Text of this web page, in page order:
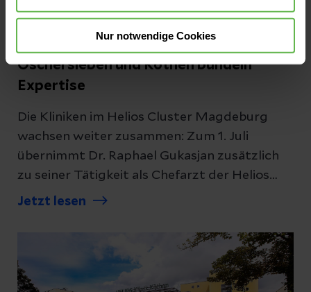
Nur notwendige Cookies
Zwei Orte, eine Leitung: Anästhesie und
Intensivmedizin der Helios Kliniken in
Oschersleben und Köthen bündeln
Expertise
Die Kliniken im Helios Cluster Magdeburg
wachsen weiter zusammen: Zum 1. Juli
übernimmt Dr. Raphael Gukasjan zusätzlich
zu seiner Tätigkeit als Chefarzt der Helios
Bördeklinik in Neindorf, die Leitung der
Klinik Köthen. Er folgt auf Prof. Dr. Peter
Trommler, der die Klinik in Köthen
jahrzehntelang geprägt hat.
Jetzt lesen